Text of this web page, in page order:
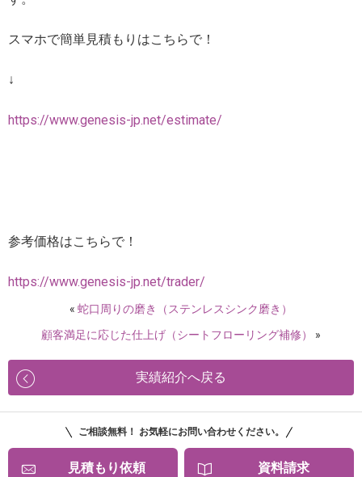
スマホで簡単見積もりはこちらで！
↓
https://www.genesis-jp.net/estimate/
参考価格はこちらで！
https://www.genesis-jp.net/trader/
« 蛇口周りの磨き（ステンレスシンク磨き）
顧客満足に応じた仕上げ（シートフローリング補修）
»
実績紹介へ戻る
ご相談無料！ お気軽にお問い合わせください。
見積もり依頼 資料請求